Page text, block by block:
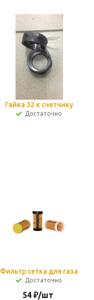
Гайка 32 к счетчику
Достаточно
Фильтр сетка для газа
Достаточно
54 ₽/шт